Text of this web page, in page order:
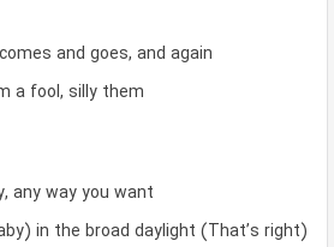
and goes, and again
a fool, silly them
any way you want
in the broad daylight (That’s right)